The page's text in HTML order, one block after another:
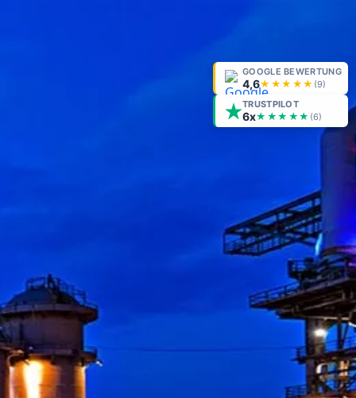
GOOGLE BEWERTUNG
4,6★★★★★ (9)
TRUSTPILOT
6x★★★★★ (6)